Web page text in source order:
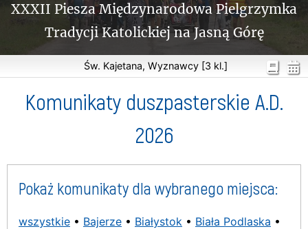
XXXII Piesza Międzynarodowa Pielgrzymka
Tradycji Katolickiej na Jasną Górę
Św. Kajetana, Wyznawcy [3 kl.]
Komunikaty duszpasterskie A.D.
2026
Pokaż komunikaty dla wybranego miejsca:
wszystkie • Bajerze • Białystok • Biała Podlaska •